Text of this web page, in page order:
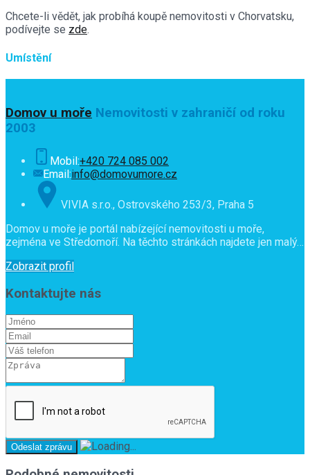
Chcete-li vědět, jak probíhá koupě nemovitosti v Chorvatsku,
podívejte se zde.
Umístění
Domov u moře Nemovitosti v zahraničí od roku
2003
Mobil:+420 724 085 002
Email:info@domovumore.cz
VIVIA s.r.o., Ostrovského 253/3, Praha 5
Domov u moře je portál nabízející nemovitosti u moře,
zejména ve Středomoří. Na těchto stránkách najdete jen malý…
Zobrazit profil
Kontaktujte nás